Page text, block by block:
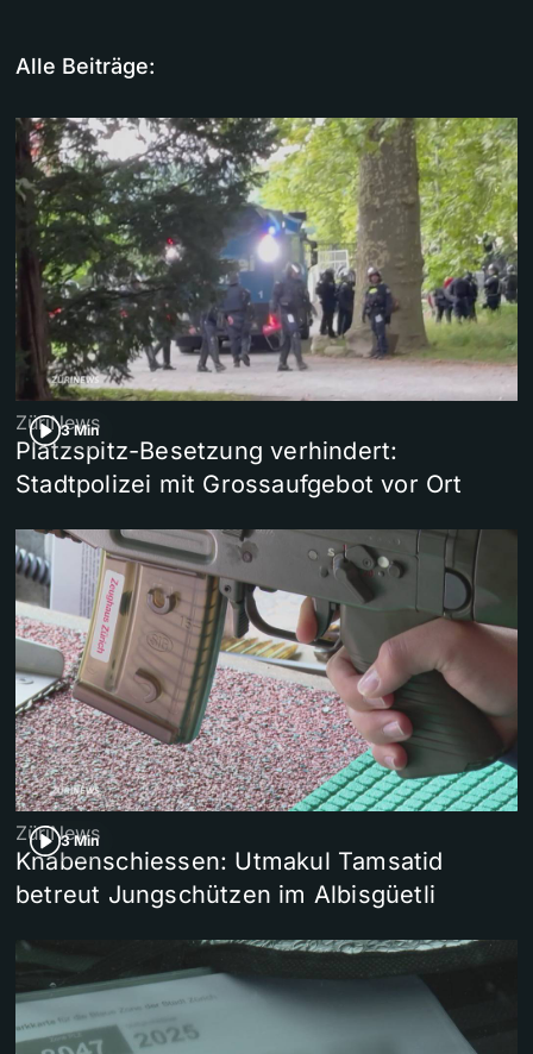
Alle Beiträge:
3 Min
ZüriNews
Platzspitz-Besetzung verhindert:
Stadtpolizei mit Grossaufgebot vor Ort
3 Min
ZüriNews
Knabenschiessen: Utmakul Tamsatid
betreut Jungschützen im Albisgüetli